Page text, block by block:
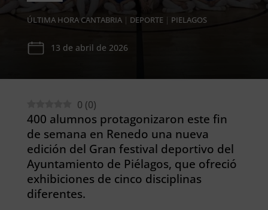
ÚLTIMA HORA CANTABRIA| DEPORTE| PIELAGOS
13 de abril de 2026
0 (0)
400 alumnos protagonizaron este fin
de semana en Renedo una nueva
edición del Gran festival deportivo del
Ayuntamiento de Piélagos, que ofreció
exhibiciones de cinco disciplinas
diferentes.